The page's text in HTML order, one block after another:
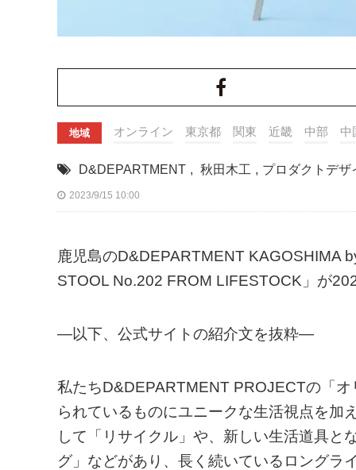
地域 オンライン 東京都 関東 近畿 中部 中
D&DEPARTMENT , 秋田木工 , プロダクトデザ
2023/9/15 10:00
鹿児島のD&DEPARTMENT KAGOSHIMA
STOOL No.202 FROM LIFESTOCK」が
—以下、公式サイトの紹介文を抜粋—
私たちD&DEPARTMENT PROJECTの「
られているものにユニークな生活視点を加
して「リサイクル」や、新しい生活道具と
グ」などがあり、長く続いているロングラ